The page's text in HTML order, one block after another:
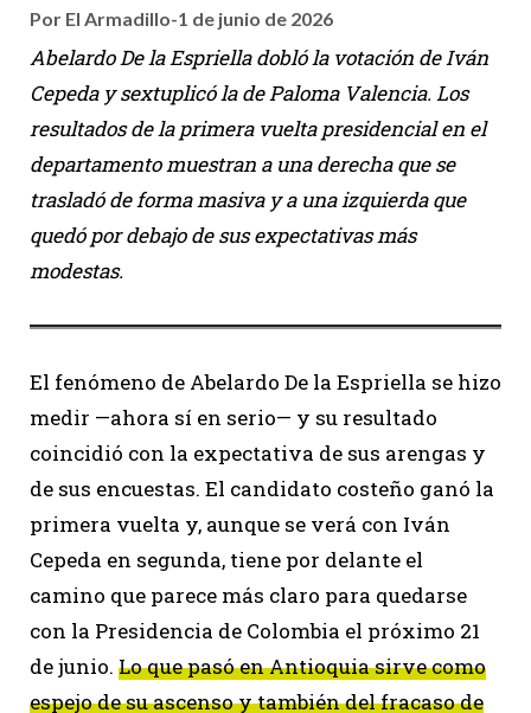
Por El Armadillo-1 de junio de 2026
Abelardo De la Espriella dobló la votación de Iván
Cepeda y sextuplicó la de Paloma Valencia. Los
resultados de la primera vuelta presidencial en el
departamento muestran a una derecha que se
trasladó de forma masiva y a una izquierda que
quedó por debajo de sus expectativas más
modestas.
El fenómeno de Abelardo De la Espriella se hizo
medir —ahora sí en serio— y su resultado
coincidió con la expectativa de sus arengas y
de sus encuestas. El candidato costeño ganó la
primera vuelta y, aunque se verá con Iván
Cepeda en segunda, tiene por delante el
camino que parece más claro para quedarse
con la Presidencia de Colombia el próximo 21
de junio. Lo que pasó en Antioquia sirve como
espejo de su ascenso y también del fracaso de